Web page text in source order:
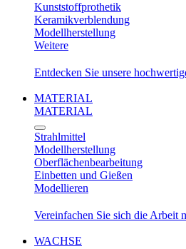
Kunststoffprothetik
Keramikverblendung
Modellherstellung
Weitere
Entdecken Sie unsere
MATERIAL
MATERIAL
Strahlmittel
Modellherstellung
Oberflächenbearbeitung
Einbetten und Gießen
Modellieren
Vereinfachen Sie sich die Arbeit
WACHSE